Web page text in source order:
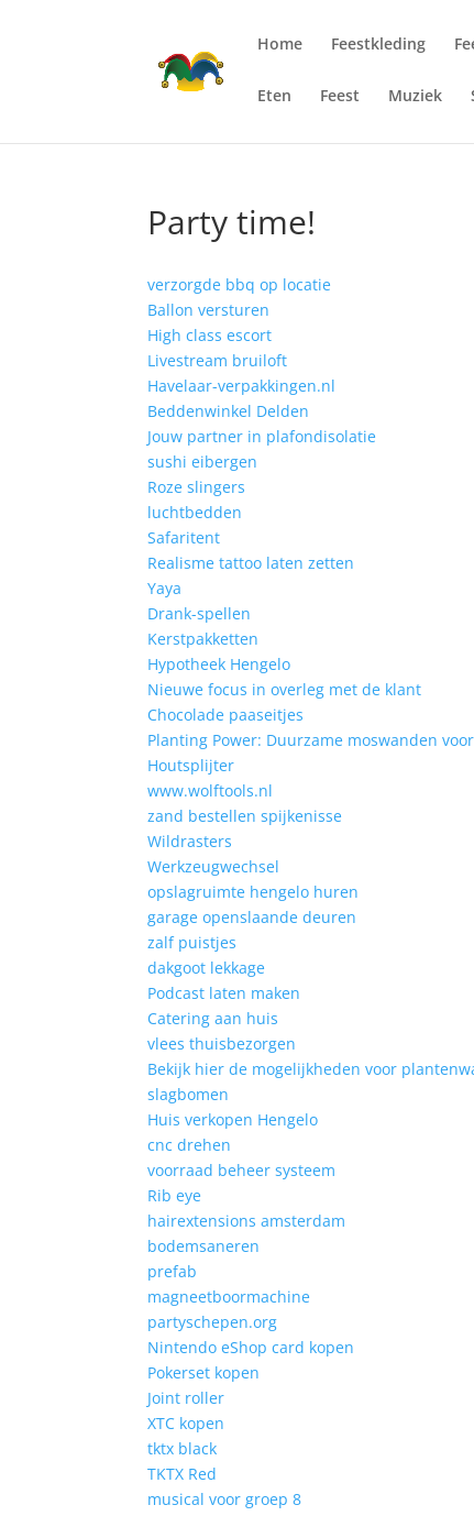
Home Feestkleding
Eten Feest Muziek
Party time!
verzorgde bbq op locatie
Ballon versturen
High class escort
Livestream bruiloft
Havelaar-verpakkingen.nl
Beddenwinkel Delden
Jouw partner in plafondisolatie
sushi eibergen
Roze slingers
luchtbedden
Safaritent
Realisme tattoo laten zetten
Yaya
Drank-spellen
Kerstpakketten
Hypotheek Hengelo
Nieuwe focus in overleg met de klant
Chocolade paaseitjes
Planting Power: Duurzame moswanden
Houtsplijter
www.wolftools.nl
zand bestellen spijkenisse
Wildrasters
Werkzeugwechsel
opslagruimte hengelo huren
garage openslaande deuren
zalf puistjes
dakgoot lekkage
Podcast laten maken
Catering aan huis
vlees thuisbezorgen
Bekijk hier de mogelijkheden voor
slagbomen
Huis verkopen Hengelo
cnc drehen
voorraad beheer systeem
Rib eye
hairextensions amsterdam
bodemsaneren
prefab
magneetboormachine
partyschepen.org
Nintendo eShop card kopen
Pokerset kopen
Joint roller
XTC kopen
tktx black
TKTX Red
musical voor groep 8